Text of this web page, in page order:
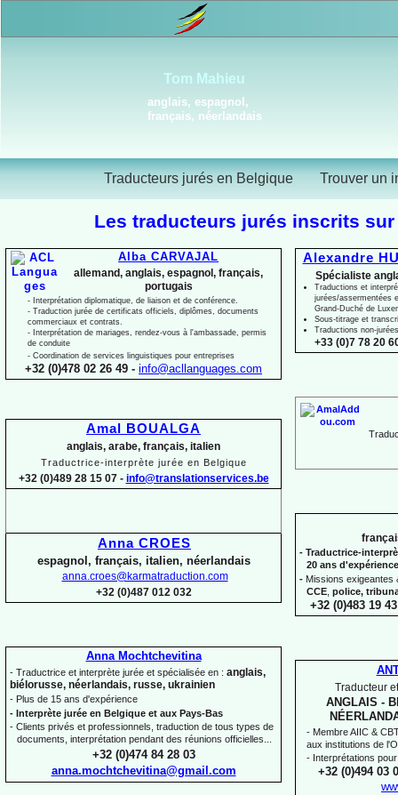
Traducteurs jurés en Belgique Trouver un
Tom Mahieu
anglais, espagnol,
français, néerlandais
Les traducteurs jurés inscrits
Alexandre
Spécialiste
Traductions et
jurées/assermentées
Grand-Duché de
Sous-titrage et
Traductions non-
+33 (0)7 78 20
- Traductrice-
20 ans
- Missions exigeantes
CCE police,
+32 (0)483 19
Traducteur
ANGLAIS -
- Membre AIIC &
aux institutions de
- Interprétations
+32 (0)494 03
Alba CARVAJAL
allemand, anglais, espagnol, français,
portugais
- Interprétation diplomatique, de liaison et de conférence.
- Traduction jurée de certificats officiels, diplômes, documents
commerciaux et contrats.
- Interprétation de mariages, rendez-vous à l'ambassade, permis
de conduite
- Coordination de services linguistiques pour entreprises
+32 (0)478 02 26 49 - info@acllanguages.com
Amal BOUALGA
anglais, arabe, français, italien
Traductrice-interprète jurée en Belgique
+32 (0)489 28 15 07 - info@translationservices.be
Anna CROES
espagnol, français, italien, néerlandais
anna.croes@karmatraduction.com
+32 (0)487 012 032
Anna Mochtchevitina
- Traductrice et interprète jurée et spécialisée en : anglais,
biélorusse, néerlandais, russe, ukrainien
- Plus de 15 ans d'expérience
- Interprète jurée en Belgique et aux Pays-Bas
- Clients privés et professionnels, traduction de tous types de
documents, interprétation pendant des réunions officielles...
+32 (0)474 84 28 03
anna.mochtchevitina@gmail.com